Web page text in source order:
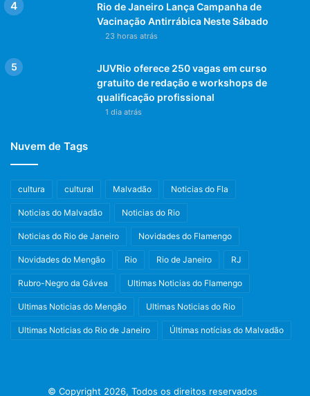
1.010
Rio de Janeiro Lança Campanha de
Vacinação Antirrábica Neste Sábado
23 horas atrás
JUVRio oferece 250 vagas em curso
gratuito de redação e workshops de
qualificação profissional
1 dia atrás
Nuvem de Tags
cultura cultural Malvadão Noticias do Fla
Noticias do Malvadão Noticias do Rio
Noticias do Rio de Janeiro Novidades do Flamengo
Novidades do Mengão Rio Rio de Janeiro RJ
Rubro-Negro da Gávea Ultimas Noticias do Flamengo
Ultimas Noticias do Mengão Ultimas Noticias do Rio
Ultimas Noticias do Rio de Janeiro Últimas notícias do Malvadão
© Copyright 2026, Todos os direitos reservados